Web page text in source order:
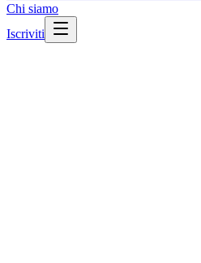
Chi siamo
Iscriviti